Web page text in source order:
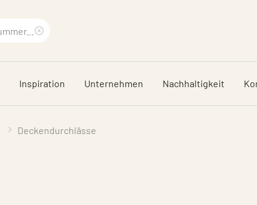
löschen
Inspiration Unternehmen Nachhaltigkeit
Deckendurchlässe